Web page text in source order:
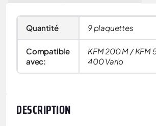
Quantité 9 plaquettes
Compatible
avec:
KFM 200 M / KFM
400 Vario
DESCRIPTION